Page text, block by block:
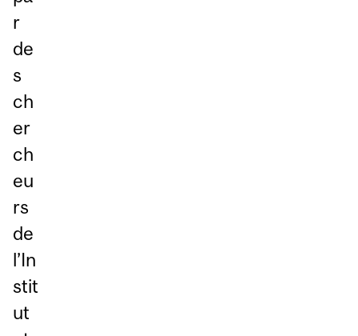
r
de
s
ch
er
ch
eu
rs
de
l’In
stit
ut